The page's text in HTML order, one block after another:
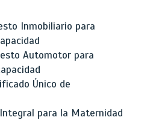
Inmobiliario para
Automotor para
Único de
para la Maternidad